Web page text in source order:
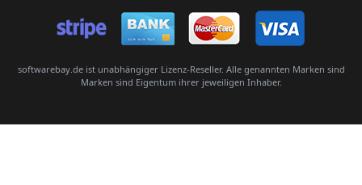
softwarebay.de ist unabhängiger Lizenz-Reseller. Alle genannten Marken sind
Marken sind Eigentum ihrer jeweiligen Inhaber.